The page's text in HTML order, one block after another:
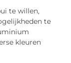
te willen,
te
kleuren